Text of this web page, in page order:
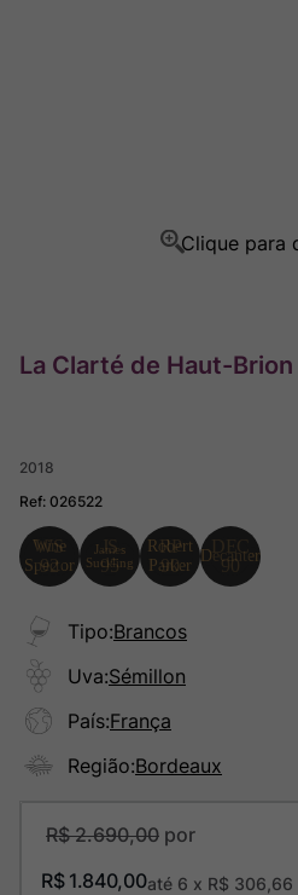
La Clarté de Haut-Brion
2018
Ref: 026522
Tipo:Brancos
Uva:Sémillon
País:França
Região:Bordeaux
R$ 2.690,00
R$ 1.840,00até 6 x R$ 306,66